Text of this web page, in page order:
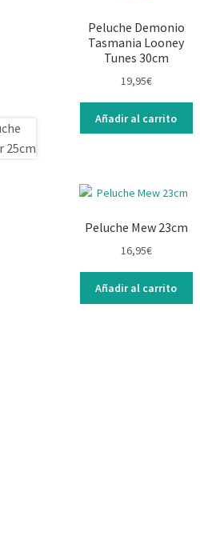
Peluche Demonio
Tasmania Looney
Tunes 30cm
19,95€
Añadir al carrito
Peluche Mew 23cm
16,95€
Añadir al carrito